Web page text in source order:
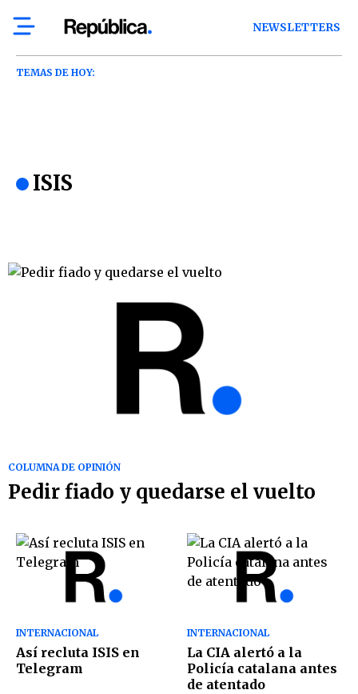
NEWSLETTERS
TEMAS DE HOY:
ISIS
COLUMNA DE OPINIÓN
Pedir fiado y quedarse el vuelto
INTERNACIONAL
Así recluta ISIS en
Telegram
INTERNACIONAL
La CIA alertó a la
Policía catalana antes
de atentado